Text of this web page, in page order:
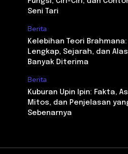
Seni Tari
Berita
Kelebihan Teori
Lengkap, Sejarah, dan
Banyak Diterima
Berita
Kuburan Upin Ipin: Fakta,
Mitos, dan Penjelasan
Sebenarnya